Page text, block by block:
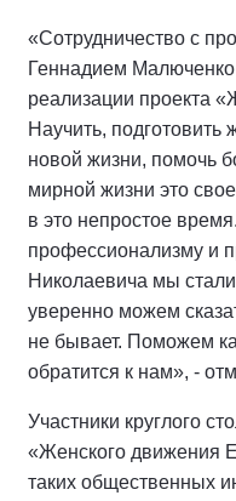
«Сотрудничество с
Геннадием
реализации проекта
Научить, подготовить
новой жизни, помочь
мирной жизни это
в это непростое
профессионализму и
Николаевича мы
уверенно можем
не бывает. Поможем
обратится к нам», -
Участники круглого
«Женского движения
таких общественных